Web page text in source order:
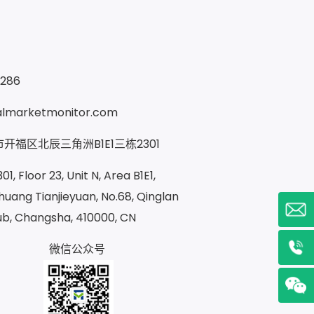
福区北辰三角洲B1E1三栋2301
Floor 23, Unit N, Area B1E1,
Tianjieyuan, No.68, Qinglan
Changsha, 410000, CN
微信公众号